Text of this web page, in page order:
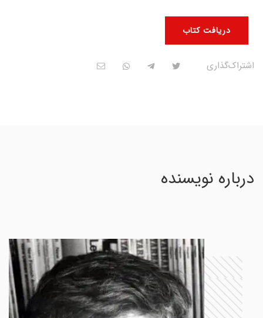
دریافت کتاب
اشتراک‌گذاری
درباره نویسنده